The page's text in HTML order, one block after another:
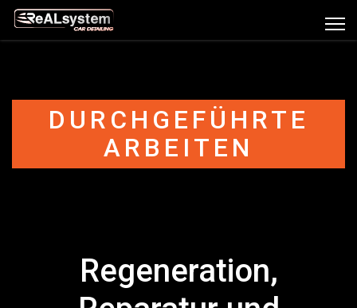
DURCHGEFÜHRTE
ARBEITEN
Regeneration,